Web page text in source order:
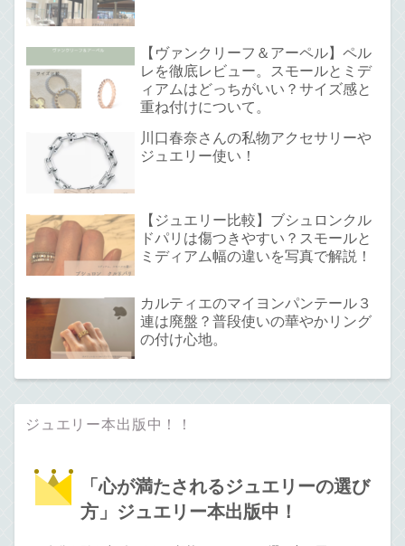
【ヴァンクリーフ＆アーペル】ペル
レを徹底レビュー。スモールとミデ
ィアムはどっちがいい？サイズ感と
重ね付けについて。
川口春奈さんの私物アクセサリーや
ジュエリー使い！
【ジュエリー比較】ブシュロンクル
ドパリは傷つきやすい？スモールと
ミディアム幅の違いを写真で解説！
カルティエのマイヨンパンテール３
連は廃盤？普段使いの華やかリング
の付け心地。
ジュエリー本出版中！！
「心が満たされるジュエリーの選び
方」ジュエリー本出版中！